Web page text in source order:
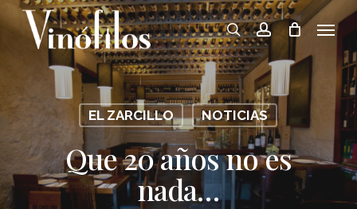
Skip
to
searchaccount
Menu
EL ZARCILLO NOTICIAS
Que 20 años no es
nada…